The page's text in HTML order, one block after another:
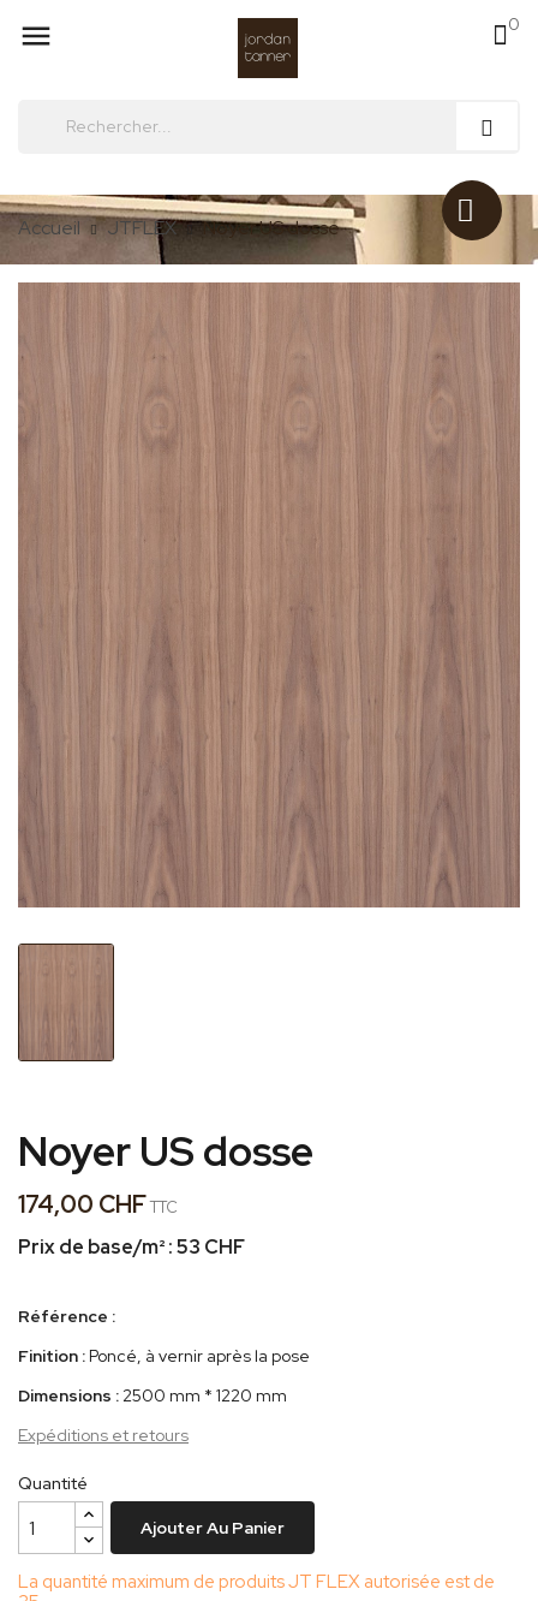
 0
Accueil JTFLEX Noyer US dosse
Noyer US dosse
174,00 CHFTTC
Prix de base/m² :53 CHF
Référence :
Finition : Poncé, à vernir après la pose
Dimensions : 2500 mm * 1220 mm
Expéditions et retours
Quantité
Ajouter Au Panier
La quantité maximum de produits JT FLEX autorisée est de